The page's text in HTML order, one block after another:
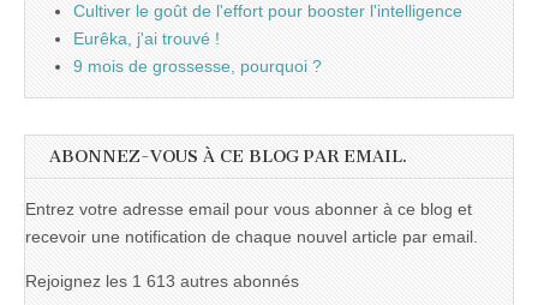
Cultiver le goût de l'effort pour booster l'intelligence
Eurêka, j'ai trouvé !
9 mois de grossesse, pourquoi ?
ABONNEZ-VOUS À CE BLOG PAR EMAIL.
Entrez votre adresse email pour vous abonner à ce blog et
recevoir une notification de chaque nouvel article par email.
Rejoignez les 1 613 autres abonnés